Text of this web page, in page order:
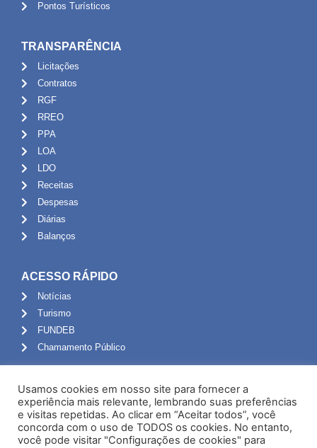
Pontos Turísticos
TRANSPARÊNCIA
Licitações
Contratos
RGF
RREO
PPA
LOA
LDO
Receitas
Despesas
Diárias
Balanços
ACESSO RÁPIDO
Notícias
Turismo
FUNDEB
Chamamento Público
Portal do Servidor
Webmail
Administração
Usamos cookies em nosso site para fornecer a
experiência mais relevante, lembrando suas preferências
e visitas repetidas. Ao clicar em “Aceitar todos”, você
concorda com o uso de TODOS os cookies. No entanto,
você pode visitar "Configurações de cookies" para